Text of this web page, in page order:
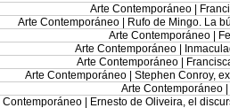
Arte Contemporáneo |
Arte Contemporáneo |
Rufo de Mingo. La
Arte Contemporáneo |
Arte Contemporáneo |
Arte Contemporáneo |
Arte Contemporáneo | Stephen Conroy,
Arte Contemporáneo |
Contemporáneo |
Ernesto de Oliveira, el